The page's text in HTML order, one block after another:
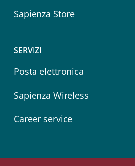
Sapienza Store
SERVIZI
Posta elettronica
Sapienza Wireless
Career service